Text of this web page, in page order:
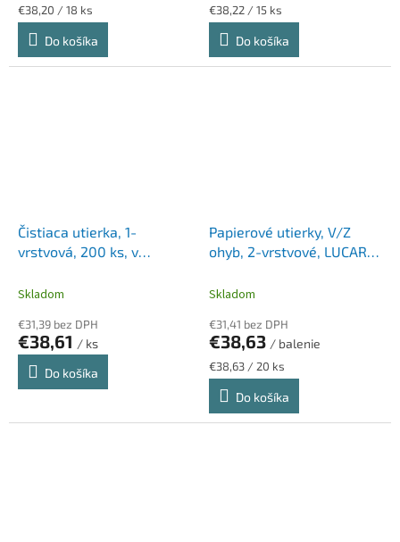
Jednotková
cena:
€38,20 / 18 ks
Do košíka
Jednotková
cena:
€38,22 / 15 ks
Do košíka
Čistiaca utierka, 1-
vrstvová, 200 ks, v
systém, TORK, tyrkysová
Skladom
€31,39 bez DPH
€38,61 / ks
Do košíka
Papierové utierky, V/Z
ohyb, 2-vrstvové, LUCART
Skladom
€31,41 bez DPH
€38,63 / balenie
Jednotková
cena:
€38,63 / 20 ks
Do košíka